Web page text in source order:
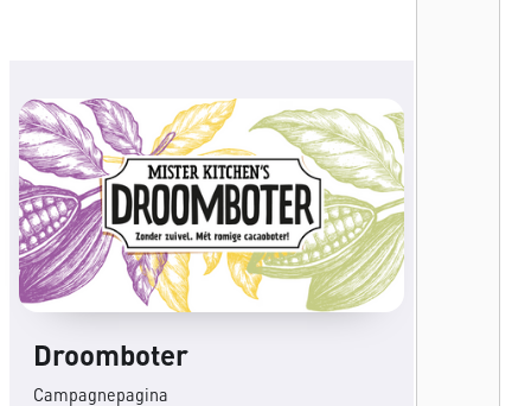
Droomboter
Campagnepagina